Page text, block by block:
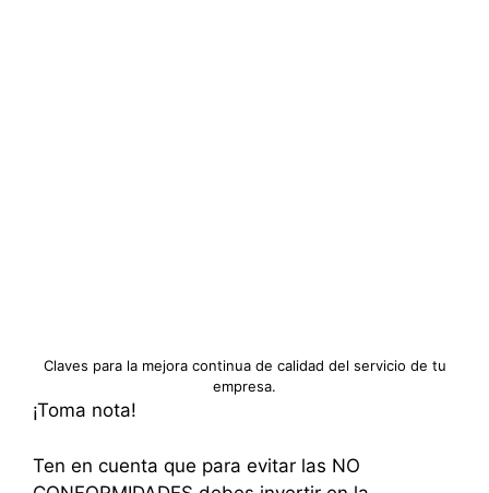
Claves para la mejora continua de calidad del servicio de tu
empresa.
¡Toma nota!
Ten en cuenta que para evitar las NO